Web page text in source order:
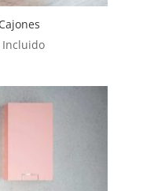
Incluido